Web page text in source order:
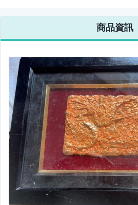
商品資訊